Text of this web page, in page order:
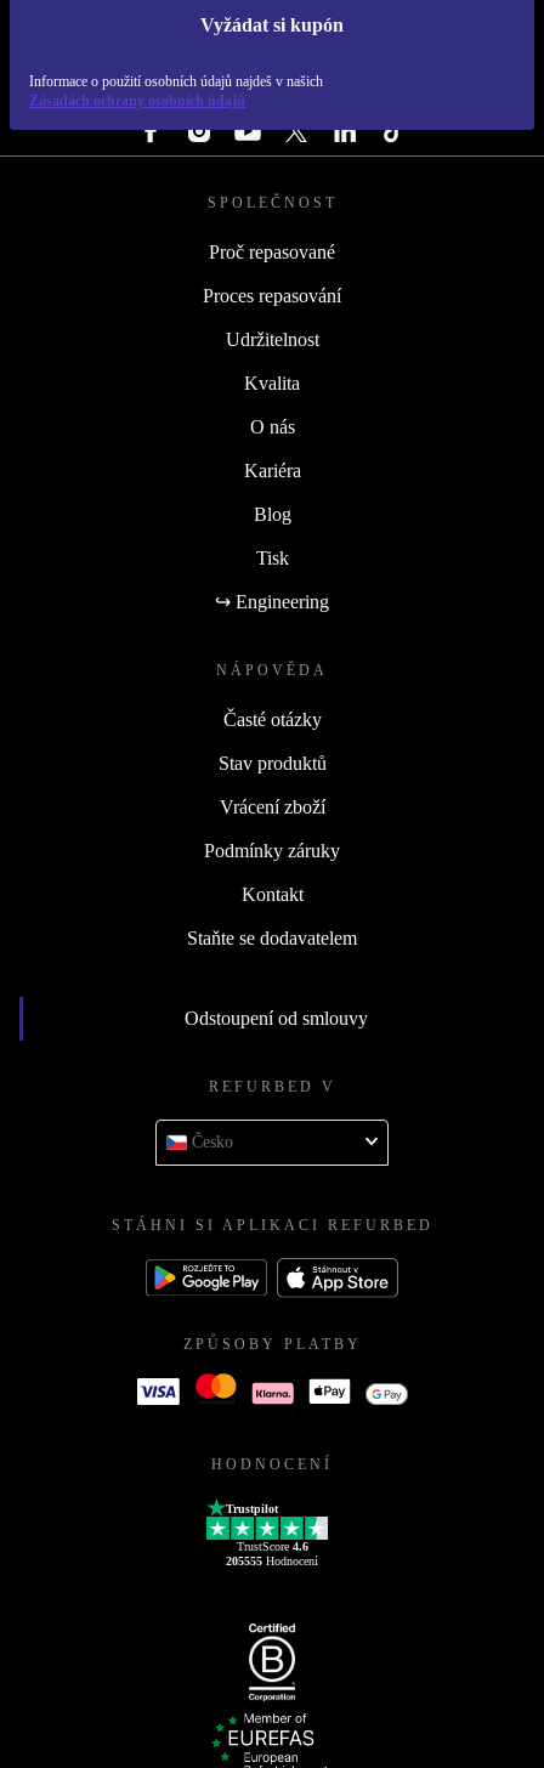
Vyžádat si kupón
Informace o použití osobních údajů najdeš v našich
Zásadách ochrany osobních údajů
REFURBED ČESKO - RETHINK NEW.
SLEDUJ NÁS
SPOLEČNOST
Proč repasované
Proces repasování
Udržitelnost
Kvalita
O nás
Kariéra
Blog
Tisk
↪ Engineering
NÁPOVĚDA
Časté otázky
Stav produktů
Vrácení zboží
Podmínky záruky
Kontakt
Staňte se dodavatelem
Odstoupení od smlouvy
REFURBED V
Česko
STÁHNI SI APLIKACI REFURBED
ZPŮSOBY PLATBY
HODNOCENÍ
Trustpilot
TrustScore 4.6
205555 Hodnocení